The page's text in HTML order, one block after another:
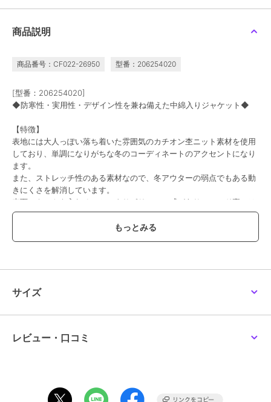
商品説明
商品番号：CF022-26950 型番：206254020
[型番：206254020]
◆防寒性・実用性・デザイン性を兼ね備えた中綿入りジャケット◆
【特徴】
表地には大人っぽい落ち着いた雰囲気のカチオン杢ニット素材を使用
しており、単調になりがちな冬のコーディネートのアクセントになり
ます。
また、ストレッチ性のある素材なので、冬アウターの弱点でもある動
きにくさを解消しています。
表面にキルトを入れることによりボリューム感があり、フード裏には
ボアを使用することで、防寒性も抜かりなしです！
胸ポケット・左腕部分にポケットがあり、防寒性・実用性・デザイン
性を兼ね備えています。
トップスはシンプルな無地カットソーや無地スウェットとの相性抜群
で、秋冬にぴったりの鉄板コーデが完成。
スウェットパーカーやジップフーディー等、フード付きアイテムとの
ボトムスはベーシックなブルーやブラックのデニムはカジュアルでど
サイズ
レビュー・口コミ